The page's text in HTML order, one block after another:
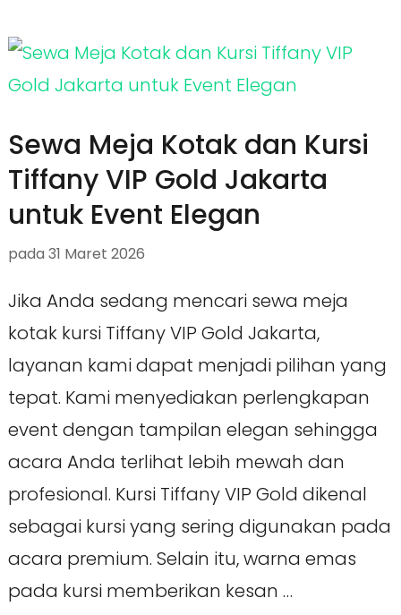
Sewa Meja Kotak dan Kursi
Tiffany VIP Gold Jakarta
untuk Event Elegan
pada 31 Maret 2026
Jika Anda sedang mencari sewa meja
kotak kursi Tiffany VIP Gold Jakarta,
layanan kami dapat menjadi pilihan yang
tepat. Kami menyediakan perlengkapan
event dengan tampilan elegan sehingga
acara Anda terlihat lebih mewah dan
profesional. Kursi Tiffany VIP Gold dikenal
sebagai kursi yang sering digunakan pada
acara premium. Selain itu, warna emas
pada kursi memberikan kesan …